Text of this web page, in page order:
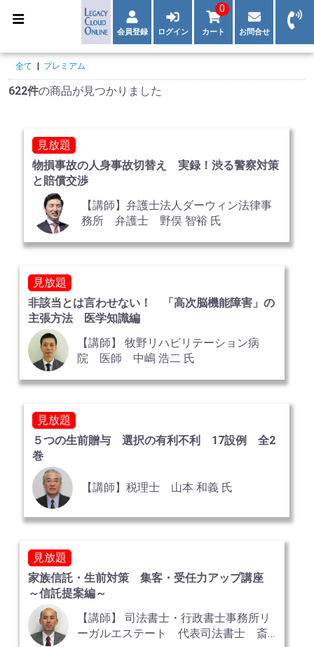
会員登録 ログイン カート
0
お問合せ
全て プレミアム
622件の商品が見つかりました
見放題
物損事故の人身事故切替え 実録！渋る警察対策
と賠償交渉
【講師】弁護士法人ダーウィン法律事
務所 弁護士 野俣 智裕 氏
見放題
非該当とは言わせない！ 「高次脳機能障害」の
主張方法 医学知識編
【講師】 牧野リハビリテーション病
院 医師 中嶋 浩二 氏
見放題
５つの生前贈与 選択の有利不利 17設例 全2
巻
【講師】税理士 山本 和義 氏
見放題
家族信託・生前対策 集客・受任力アップ講座
～信託提案編～
【講師】 司法書士・行政書士事務所リ
ーガルエステート 代表司法書士 斎